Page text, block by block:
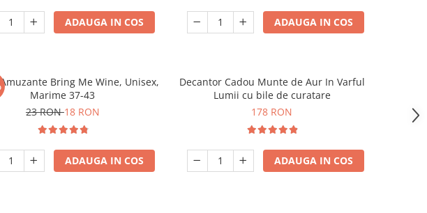
ADAUGA IN COS ADAUGA IN COS
Bring Me Wine, Unisex,
Marime 37-43
23 RON18 RON
ADAUGA IN COS
Decantor Cadou Munte de Aur In Varful
Lumii cu bile de curatare
178 RON
ADAUGA IN COS